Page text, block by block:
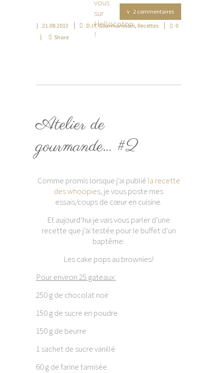
2 commentaires
21.08.2013
D.I.Y,Gourmandises, Recettes
0
Share
Atelier de
gourmande… #2
Comme promis lorsque j’ai publié la recette
des whoopies, je vous poste mes
essais/coups de cœur en cuisine.
Et aujourd’hui je vais vous parler d’une
recette que j’ai testée pour le buffet d’un
baptême:
Les cake pops au brownies!
Pour environ 25 gateaux:
250 g de chocolat noir
150 g de sucre en poudre
150 g de beurre
1 sachet de sucre vanillé
60 g de farine tamisée